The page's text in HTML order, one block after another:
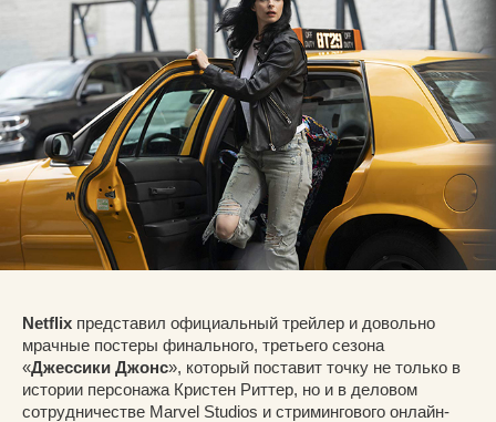
Netflix представил официальный трейлер и довольно
мрачные постеры финального, третьего сезона
«Джессики Джонс», который поставит точку не только в
истории персонажа Кристен Риттер, но и в деловом
сотрудничестве Marvel Studios и стримингового онлайн-